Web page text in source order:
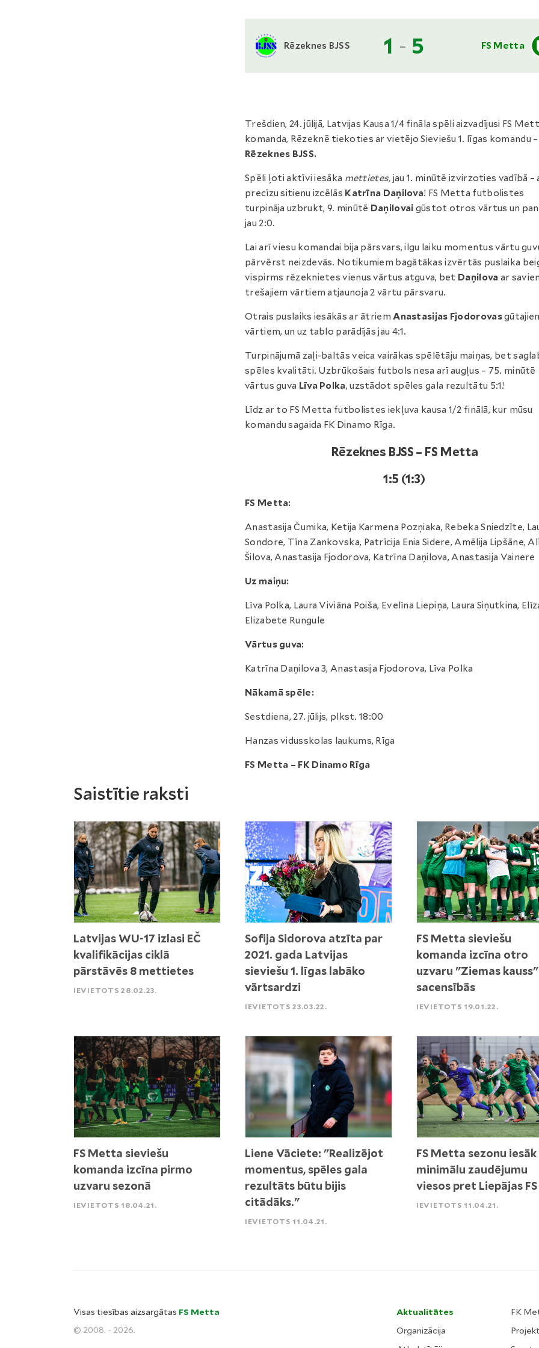
Rēzeknes BJSS 1 - 5 FS Metta
Trešdien, 24. jūlijā, Latvijas Kausa 1/4 fināla spēli aizvadījusi FS
komanda, Rēzeknē tiekoties ar vietējo Sieviešu 1. līgas komandu –
Rēzeknes BJSS.
Spēli ļoti aktīvi iesāka mettietes, jau 1. minūtē izvirzoties vadībā –
precīzu sitienu izcēlās Katrīna Daņilova! FS Metta futbolistes
turpināja uzbrukt, 9. minūtē Daņilovai gūstot otros vārtus un
jau 2:0.
Lai arī viesu komandai bija pārsvars, ilgu laiku momentus vārtu
pārvērst neizdevās. Notikumiem bagātākas izvērtās puslaika
vispirms rēzeknietes vienus vārtus atguva, bet Daņilova ar
trešajiem vārtiem atjaunoja 2 vārtu pārsvaru.
Otrais puslaiks iesākās ar ātriem Anastasijas Fjodorovas
vārtiem, un uz tablo parādījās jau 4:1.
Turpinājumā zaļi-baltās veica vairākas spēlētāju maiņas, bet
spēles kvalitāti. Uzbrūkošais futbols nesa arī augļus – 75. minūtē
vārtus guva Līva Polka, uzstādot spēles gala rezultātu 5:1!
Līdz ar to FS Metta futbolistes iekļuva kausa 1/2 finālā, kur mūsu
komandu sagaida FK Dinamo Rīga.
Rēzeknes BJSS – FS Metta
1:5 (1:3)
FS Metta:
Anastasija Čumika, Ketija Karmena Pozņiaka, Rebeka Sniedzīte,
Sondore, Tīna Zankovska, Patrīcija Enia Sidere, Amēlija Lipšāne,
Šilova, Anastasija Fjodorova, Katrīna Daņilova, Anastasija Vainere
Uz maiņu:
Līva Polka, Laura Viviāna Poiša, Evelīna Liepiņa, Laura Siņutkina,
Elizabete Rungule
Vārtus guva:
Katrīna Daņilova 3, Anastasija Fjodorova, Līva Polka
Nākamā spēle:
Sestdiena, 27. jūlijs, plkst. 18:00
Hanzas vidusskolas laukums, Rīga
FS Metta – FK Dinamo Rīga
Saistītie raksti
Latvijas WU-17 izlasi EČ
kvalifikācijas ciklā
pārstāvēs 8 mettietes
IEVIETOTS 28.02.23.
Sofija Sidorova atzīta par
2021. gada Latvijas
sieviešu 1. līgas labāko
vārtsardzi
IEVIETOTS 23.03.22.
FS Metta sieviešu
komanda izcīna otro
uzvaru "Ziemas kauss"
sacensībās
IEVIETOTS 19.01.22.
FS Metta sieviešu
komanda izcīna pirmo
uzvaru sezonā
IEVIETOTS 18.04.21.
Liene Vāciete: "Realizējot
momentus, spēles gala
rezultāts būtu bijis
citādāks."
IEVIETOTS 11.04.21.
FS Metta sezonu iesāk
minimālu zaudējumu
viesos pret Liepājas FS
IEVIETOTS 11.04.21.
Visas tiesības aizsargātas FS Metta
© 2008. - 2026.
Aktualitātes
Organizācija
FK